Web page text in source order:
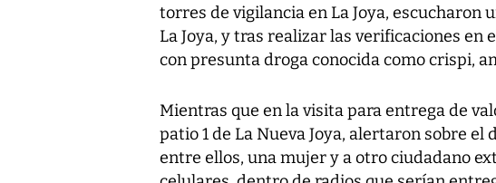
torres de vigilancia en La Joya, escucharon
La Joya, y tras realizar las verificaciones en
con presunta droga conocida como crispi,
Mientras que en la visita para entrega de
patio 1 de La Nueva Joya, alertaron sobre
entre ellos, una mujer y a otro ciudadano